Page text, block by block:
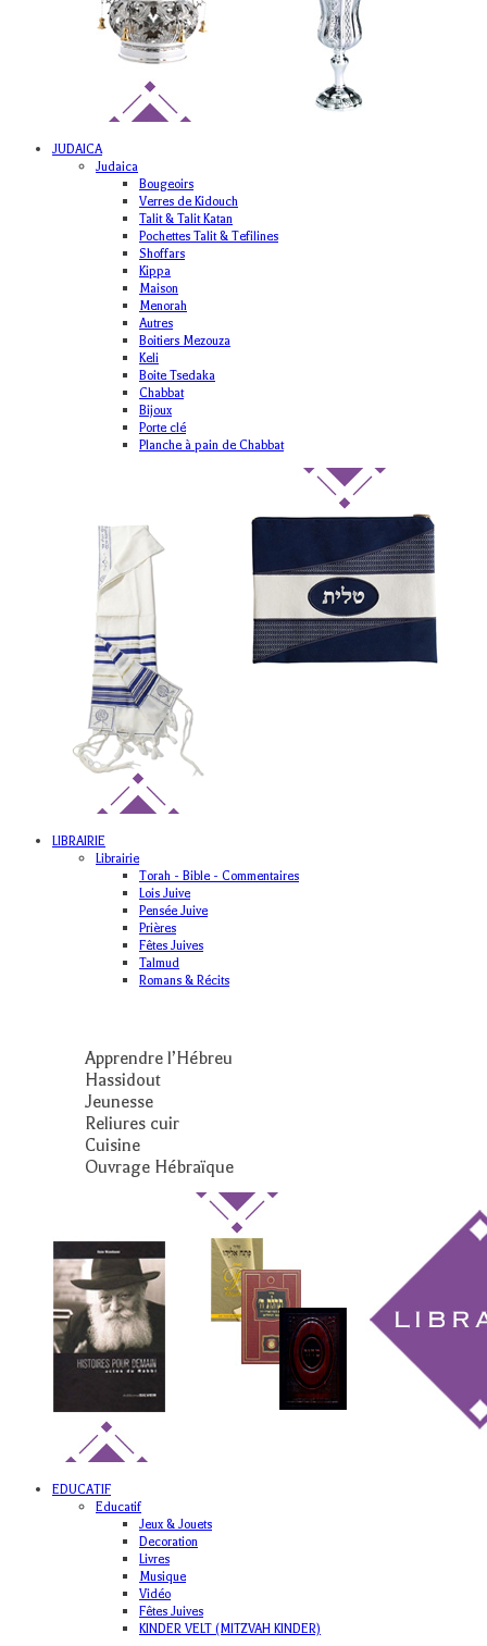
JUDAICA
Judaica
Bougeoirs
Verres de Kidouch
Talit & Talit Katan
Pochettes Talit & Tefilines
Shoffars
Kippa
Maison
Menorah
Autres
Boitiers Mezouza
Keli
Boite Tsedaka
Chabbat
Bijoux
Porte clé
Planche à pain de Chabbat
LIBRAIRIE
Librairie
Torah - Bible - Commentaires
Lois Juive
Pensée Juive
Prières
Fêtes Juives
Talmud
Romans & Récits
Apprendre l’Hébreu
Hassidout
Jeunesse
Reliures cuir
Cuisine
Ouvrage Hébraïque
EDUCATIF
Educatif
Jeux & Jouets
Decoration
Livres
Musique
Vidéo
Fêtes Juives
KINDER VELT (MITZVAH KINDER)